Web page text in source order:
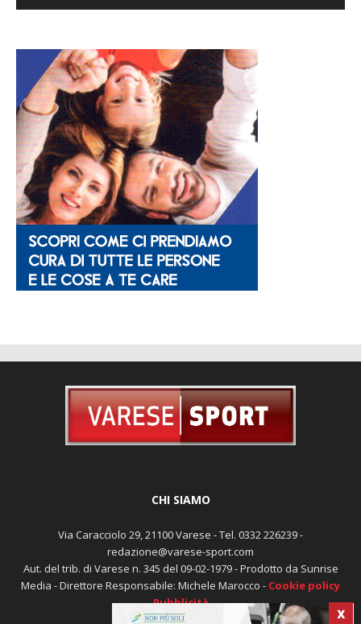
X
CHI SIAMO
Via Caracciolo 29, 21100 Varese - Tel. 0332 226239 -
redazione@varese-sport.com
Aut. del trib. di Varese n. 345 del 09-02-1979 - Prodotto da Sunrise
Media - Direttore Responsabile: Michele Marocco - Cookie policy
Pubblicità